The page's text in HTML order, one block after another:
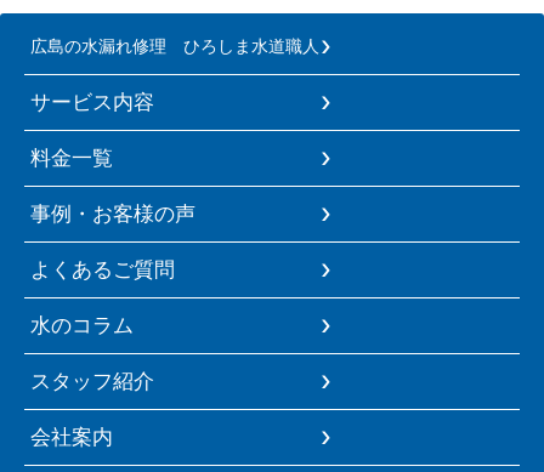
広島の水漏れ修理 ひろしま水道職人
サービス内容
料金一覧
事例・お客様の声
よくあるご質問
水のコラム
スタッフ紹介
会社案内